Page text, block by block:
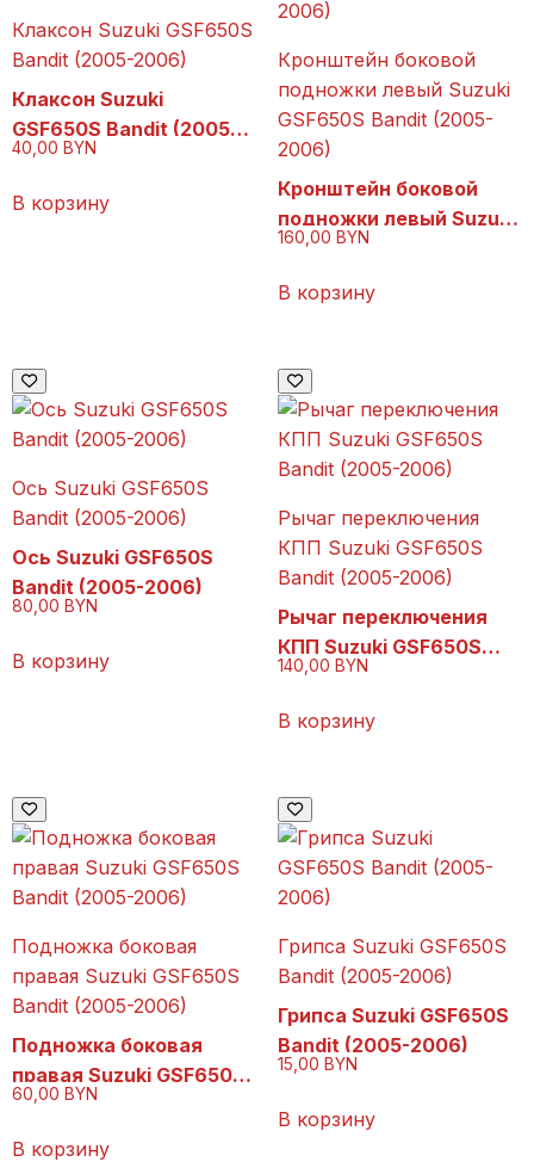
Клаксон Suzuki GSF650S
Bandit (2005-2006)
Клаксон Suzuki
GSF650S Bandit (2005-
2006)
40,00 BYN
В корзину
Кронштейн боковой
подножки левый Suzuki
GSF650S Bandit (2005-
2006)
Кронштейн боковой
подножки левый Suzuki
GSF650S Bandit (2005-
160,00 BYN
В корзину
Ось Suzuki GSF650S
Bandit (2005-2006)
Ось Suzuki GSF650S
Bandit (2005-2006)
80,00 BYN
В корзину
Рычаг переключения
КПП Suzuki GSF650S
Bandit (2005-2006)
Рычаг переключения
КПП Suzuki GSF650S
Bandit (2005-2006)
140,00 BYN
В корзину
Подножка боковая
правая Suzuki GSF650S
Bandit (2005-2006)
Подножка боковая
правая Suzuki GSF650S
Bandit (2005-2006)
60,00 BYN
В корзину
Грипса Suzuki GSF650S
Bandit (2005-2006)
Грипса Suzuki GSF650S
Bandit (2005-2006)
15,00 BYN
В корзину